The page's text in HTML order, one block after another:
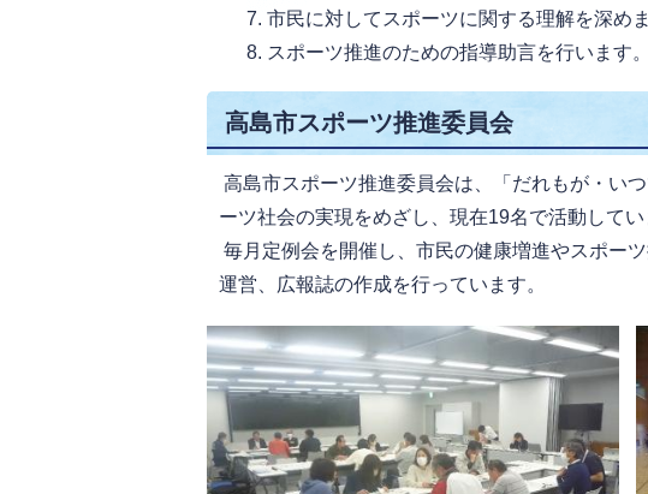
市民に対してスポーツに関する理解を深めま
スポーツ推進のための指導助言を行います。
高島市スポーツ推進委員会
高島市スポーツ推進委員会は、「だれもが・い
ーツ社会の実現をめざし、現在19名で活動してい
毎月定例会を開催し、市民の健康増進やスポー
運営、広報誌の作成を行っています。